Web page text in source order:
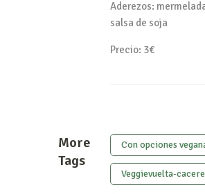
Aderezos:
salsa de soja
Precio: 3€
More
Tags
Con opciones
Veggievuelta-